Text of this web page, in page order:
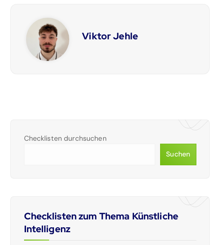
Viktor Jehle
Checklisten durchsuchen
Suchen
Checklisten zum Thema Künstliche
Intelligenz